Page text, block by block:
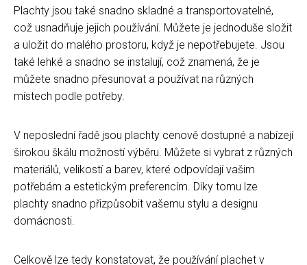
Plachty jsou také snadno skladné a transportovatelné,
což usnadňuje jejich používání. Můžete je jednoduše složit
a uložit do malého prostoru, když je nepotřebujete. Jsou
také lehké a snadno se instalují, což znamená, že je
můžete snadno přesunovat a používat na různých
místech podle potřeby.
V neposlední řadě jsou plachty cenově dostupné a nabízejí
širokou škálu možností výběru. Můžete si vybrat z různých
materiálů, velikostí a barev, které odpovídají vašim
potřebám a estetickým preferencím. Díky tomu lze
plachty snadno přizpůsobit vašemu stylu a designu
domácnosti.
Celkově lze tedy konstatovat, že používání plachet v